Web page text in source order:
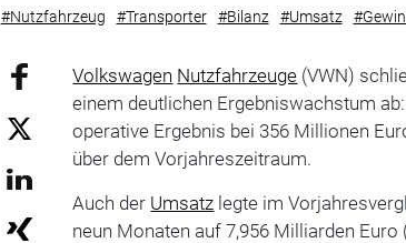
#Nutzfahrzeug #Transporter #Bilanz #Umsatz
Volkswagen Nutzfahrzeuge (VWN)
einem deutlichen Ergebniswachstum
operative Ergebnis bei 356 Millionen
über dem Vorjahreszeitraum.
Auch der Umsatz legte im
neun Monaten auf 7,956 Milliarden